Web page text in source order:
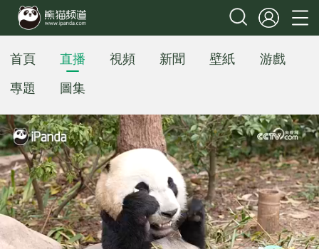
首頁 直播 視頻 新聞 壁紙
游戲
專題
圖集